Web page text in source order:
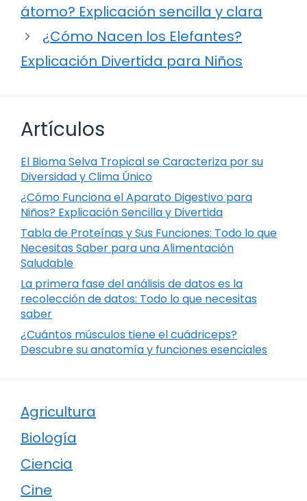
átomo? Explicación sencilla y clara
¿Cómo Nacen los Elefantes?
Explicación Divertida para Niños
Artículos
El Bioma Selva Tropical se Caracteriza por su
Diversidad y Clima Único
¿Cómo Funciona el Aparato Digestivo para
Niños? Explicación Sencilla y Divertida
Tabla de Proteínas y Sus Funciones: Todo lo que
Necesitas Saber para una Alimentación
Saludable
La primera fase del análisis de datos es la
recolección de datos: Todo lo que necesitas
saber
¿Cuántos músculos tiene el cuádriceps?
Descubre su anatomía y funciones esenciales
Agricultura
Biología
Ciencia
Cine